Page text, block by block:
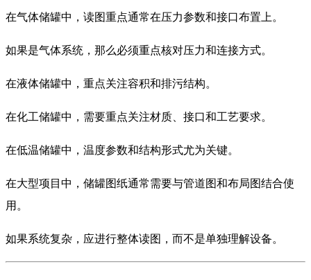
在气体储罐中，读图重点通常在压力参数和接口布置上。
如果是气体系统，那么必须重点核对压力和连接方式。
在液体储罐中，重点关注容积和排污结构。
在化工储罐中，需要重点关注材质、接口和工艺要求。
在低温储罐中，温度参数和结构形式尤为关键。
在大型项目中，储罐图纸通常需要与管道图和布局图结合使
用。
如果系统复杂，应进行整体读图，而不是单独理解设备。